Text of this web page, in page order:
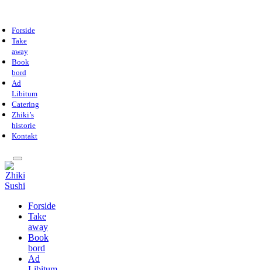
Forside
Take
away
Book
bord
Ad
Libitum
Catering
Zhiki’s
historie
Kontakt
Forside
Take
away
Book
bord
Ad